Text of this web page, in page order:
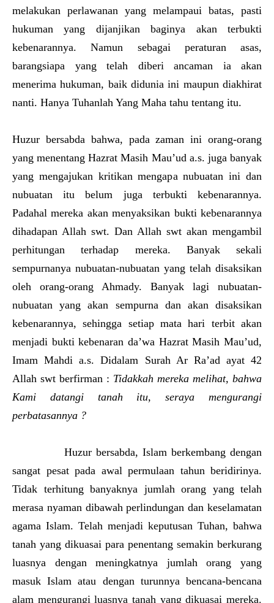
melakukan perlawanan yang melampaui batas, pasti
hukuman yang dijanjikan baginya akan terbukti
kebenarannya. Namun sebagai peraturan asas,
barangsiapa yang telah diberi ancaman ia akan
menerima hukuman, baik didunia ini maupun diakhirat
nanti. Hanya Tuhanlah Yang Maha tahu tentang itu.
Huzur bersabda bahwa, pada zaman ini orang-orang
yang menentang Hazrat Masih Mau’ud a.s. juga banyak
yang mengajukan kritikan mengapa nubuatan ini dan
nubuatan itu belum juga terbukti kebenarannya.
Padahal mereka akan menyaksikan bukti kebenarannya
dihadapan Allah swt. Dan Allah swt akan mengambil
perhitungan terhadap mereka. Banyak sekali
sempurnanya nubuatan-nubuatan yang telah disaksikan
oleh orang-orang Ahmady. Banyak lagi nubuatan-
nubuatan yang akan sempurna dan akan disaksikan
kebenarannya, sehingga setiap mata hari terbit akan
menjadi bukti kebenaran da’wa Hazrat Masih Mau’ud,
Imam Mahdi a.s. Didalam Surah Ar Ra’ad ayat 42
Allah swt berfirman : Tidakkah mereka melihat, bahwa
Kami datangi tanah itu, seraya mengurangi
perbatasannya ?
Huzur bersabda, Islam berkembang dengan
sangat pesat pada awal permulaan tahun beridirinya.
Tidak terhitung banyaknya jumlah orang yang telah
merasa nyaman dibawah perlindungan dan keselamatan
agama Islam. Telah menjadi keputusan Tuhan, bahwa
tanah yang dikuasai para penentang semakin berkurang
luasnya dengan meningkatnya jumlah orang yang
masuk Islam atau dengan turunnya bencana-bencana
alam mengurangi luasnya tanah yang dikuasai mereka.